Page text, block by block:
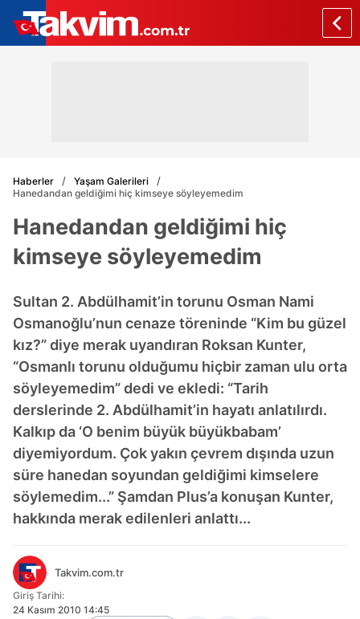
Haberler
Yaşam Galerileri
Hanedandan geldiğimi hiç kimseye söyleyemedim
Hanedandan geldiğimi hiç
kimseye söyleyemedim
Sultan 2. Abdülhamit’in torunu Osman Nami
Osmanoğlu’nun cenaze töreninde “Kim bu güzel
kız?” diye merak uyandıran Roksan Kunter,
“Osmanlı torunu olduğumu hiçbir zaman ulu orta
söyleyemedim” dedi ve ekledi: “Tarih
derslerinde 2. Abdülhamit’in hayatı anlatılırdı.
Kalkıp da ‘O benim büyük büyükbabam’
diyemiyordum. Çok yakın çevrem dışında uzun
süre hanedan soyundan geldiğimi kimselere
söylemedim...” Şamdan Plus’a konuşan Kunter,
hakkında merak edilenleri anlattı...
Takvim.com.tr
Giriş Tarihi:
24 Kasım 2010 14:45